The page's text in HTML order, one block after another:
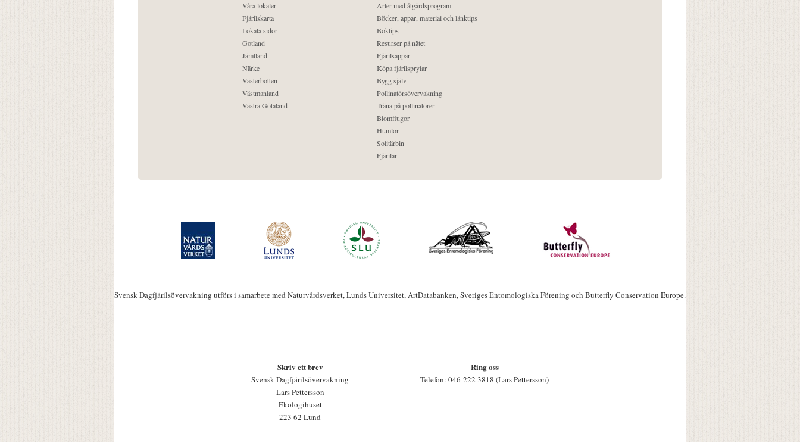
Våra lokaler
Fjärilskarta
Lokala sidor
Gotland
Jämtland
Närke
Västerbotten
Västmanland
Västra Götaland
Arter med åtgärdsprogram
Böcker, appar, material och länktips
Boktips
Resurser på nätet
Fjärilsappar
Köpa fjärilsprylar
Bygg själv
Pollinatörsövervakning
Träna på pollinatörer
Blomflugor
Humlor
Solitärbin
Fjärilar
Svensk Dagfjärilsövervakning utförs i samarbete med Naturvårdsverket, Lunds Universitet, ArtDatabanken, Sveriges Entomologiska Förening och Butterfly Conservation Europe.
Skriv ett brev
Svensk Dagfjärilsövervakning
Lars Pettersson
Ekologihuset
223 62 Lund
Ring oss
Telefon: 046-222 3818 (Lars Pettersson)